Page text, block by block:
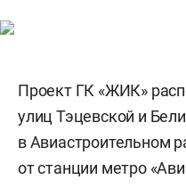
Проект ГК «ЖИК»
улиц Тэцевской и
в Авиастроительном
от станции метро